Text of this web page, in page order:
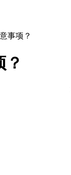
事项？